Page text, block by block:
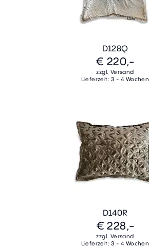
D128Q
€ 220,-
zzgl. Versand
Lieferzeit: 3 - 4 Wochen
D140R
€ 228,-
zzgl. Versand
Lieferzeit: 3 - 4 Wochen